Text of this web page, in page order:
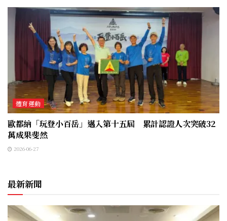
體育運動
歐都納「玩登小百岳」邁入第十五屆 累計認證人次突破32
萬成果斐然
2026-06-27
最新新聞